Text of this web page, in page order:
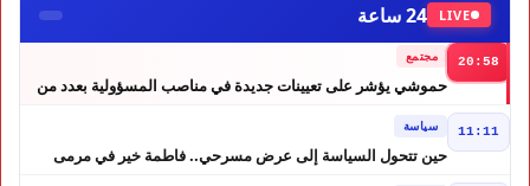
LIVE 24 ساعة
20:58 مجتمع
حموشي يؤشر على تعيينات جديدة في مناصب المسؤولية بعدد من
11:11 سياسة
حين تتحول السياسة إلى عرض مسرحي.. فاطمة خير في مرمى